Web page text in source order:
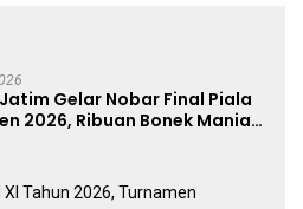
Gelar Nobar Final Piala
2026, Ribuan Bonek Mania